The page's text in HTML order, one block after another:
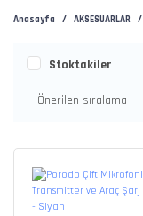
Anasayfa AKSESUARLAR
Stoktakiler